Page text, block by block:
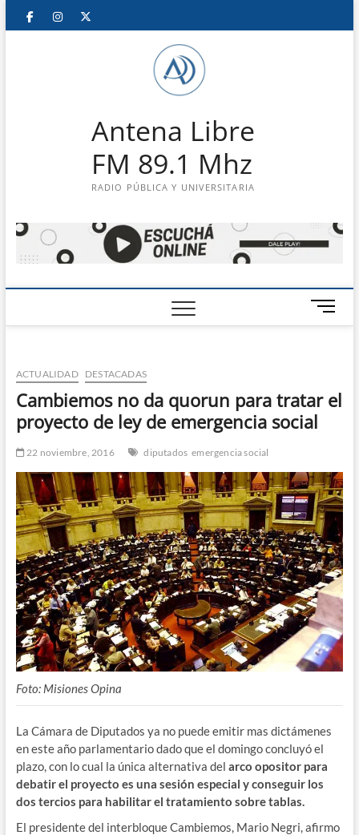
Saltar
FacebookInstagram
Antena Libre
FM 89.1 Mhz
RADIO PÚBLICA Y UNIVERSITARIA
B
o
d
e
m
ú
ACTUALIDAD DESTACADAS
Cambiemos no da quorun para tratar el
proyecto de ley de emergencia social
22 noviembre, 2016 diputados emergencia social
Foto: Misiones Opina
La Cámara de Diputados ya no puede emitir mas dictámenes
en este año parlamentario dado que el domingo concluyó el
plazo, con lo cual la única alternativa del arco opositor para
debatir el proyecto es una sesión especial y conseguir los
dos tercios para habilitar el tratamiento sobre tablas.
El presidente del interbloque Cambiemos, Mario Negri, afirmo